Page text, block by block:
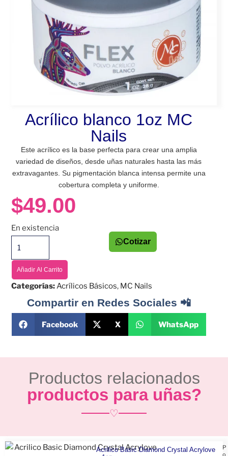
Acrílico blanco 1oz MC
Nails
Este acrílico es la base perfecta para crear una amplia
variedad de diseños, desde uñas naturales hasta las más
extravagantes. Su pigmentación blanca intensa permite una
cobertura completa y uniforme.
$49.00
En existencia
Añadir Al Carrito
Cotizar
Categorías:Acrílicos Básicos, MC Nails
Compartir en Redes Sociales 📲
Facebook X WhatsApp
Productos relacionados
productos para uñas?
♡
Acrilico Basic Diamond Crystal Acrylove
P